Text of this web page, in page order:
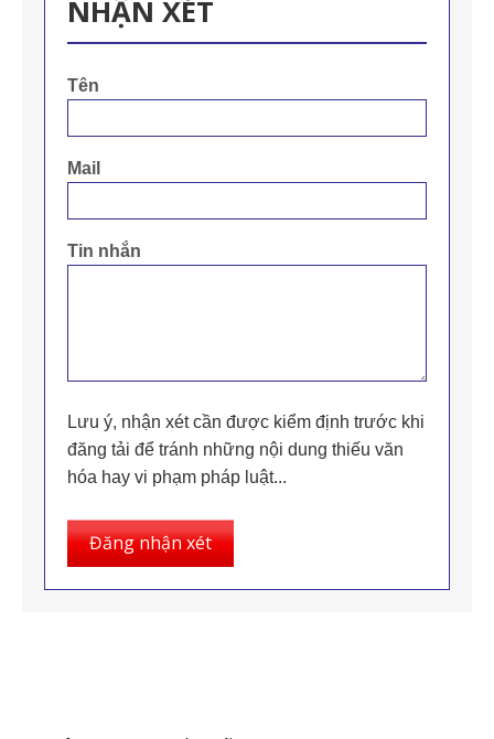
NHẬN XÉT
Tên
Mail
Tin nhắn
Lưu ý, nhận xét cần được kiểm định trước khi
đăng tải để tránh những nội dung thiếu văn
hóa hay vi phạm pháp luật...
Đăng nhận xét